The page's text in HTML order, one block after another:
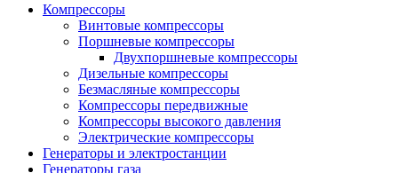
Компрессоры
Винтовые компрессоры
Поршневые компрессоры
Двухпоршневые компрессоры
Дизельные компрессоры
Безмасляные компрессоры
Компрессоры передвижные
Компрессоры высокого давления
Электрические компрессоры
Генераторы и электростанции
Генераторы газа